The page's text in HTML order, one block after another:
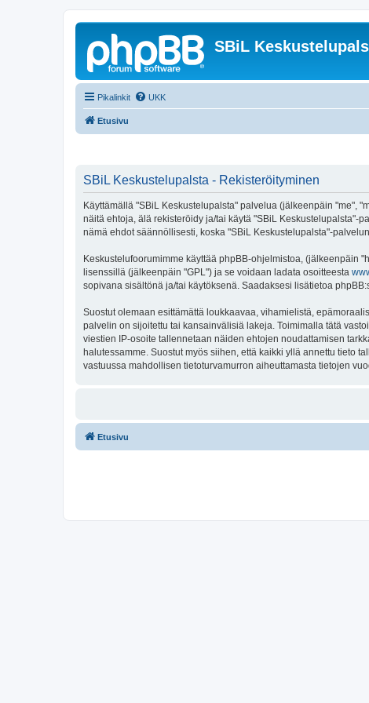
SBiL
Pikalinkit UKK
Etusivu
SBiL Keskustelupalsta - Rekisteröityminen
Käyttämällä "SBiL Keskustelupalsta" palvelua (jälkeenpäin "me",
näitä ehtoja, älä rekisteröidy ja/tai käytä "SBiL Keskustelupalsta"-
nämä ehdot säännöllisesti, koska "SBiL Keskustelupalsta"-
Keskustelufoorumimme käyttää phpBB-ohjelmistoa, (jälkeenpäin
lisenssillä (jälkeenpäin "GPL") ja se voidaan ladata osoitteesta
sopivana sisältönä ja/tai käytöksenä. Saadaksesi lisätietoa
Suostut olemaan esittämättä loukkaavaa, vihamielistä,
palvelin on sijoitettu tai kansainvälisiä lakeja. Toimimalla tätä
viestien IP-osoite tallennetaan näiden ehtojen noudattamisen
halutessamme. Suostut myös siihen, että kaikki yllä annettu tieto
vastuussa mahdollisen tietoturvamurron aiheuttamasta tietojen
Etusivu